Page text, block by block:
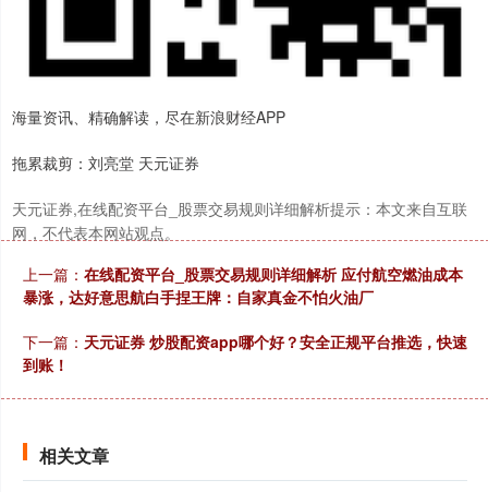
海量资讯、精确解读，尽在新浪财经APP
拖累裁剪：刘亮堂 天元证券
天元证券,在线配资平台_股票交易规则详细解析提示：本文来自互联
网，不代表本网站观点。
上一篇： 在线配资平台_股票交易规则详细解析 应付航空燃油成本
暴涨，达好意思航白手捏王牌：自家真金不怕火油厂
下一篇： 天元证券 炒股配资app哪个好？安全正规平台推选，快速
到账！
相关文章